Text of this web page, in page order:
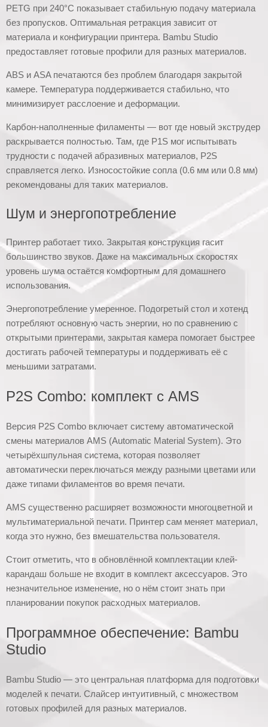
PETG при 240°C показывает стабильную подачу материала
без пропусков. Оптимальная ретракция зависит от
материала и конфигурации принтера. Bambu Studio
предоставляет готовые профили для разных материалов.
ABS и ASA печатаются без проблем благодаря закрытой
камере. Температура поддерживается стабильно, что
минимизирует расслоение и деформации.
Карбон-наполненные филаменты — вот где новый экструдер
раскрывается полностью. Там, где P1S мог испытывать
трудности с подачей абразивных материалов, P2S
справляется легко. Износостойкие сопла (0.6 мм или 0.8 мм)
рекомендованы для таких материалов.
Шум и энергопотребление
Принтер работает тихо. Закрытая конструкция гасит
большинство звуков. Даже на максимальных скоростях
уровень шума остаётся комфортным для домашнего
использования.
Энергопотребление умеренное. Подогретый стол и хотенд
потребляют основную часть энергии, но по сравнению с
открытыми принтерами, закрытая камера помогает быстрее
достигать рабочей температуры и поддерживать её с
меньшими затратами.
P2S Combo: комплект с AMS
Версия P2S Combo включает систему автоматической
смены материалов AMS (Automatic Material System). Это
четырёхшпульная система, которая позволяет
автоматически переключаться между разными цветами или
даже типами филаментов во время печати.
AMS существенно расширяет возможности многоцветной и
мультиматериальной печати. Принтер сам меняет материал,
когда это нужно, без вмешательства пользователя.
Стоит отметить, что в обновлённой комплектации клей-
карандаш больше не входит в комплект аксессуаров. Это
незначительное изменение, но о нём стоит знать при
планировании покупок расходных материалов.
Программное обеспечение: Bambu
Studio
Bambu Studio — это центральная платформа для подготовки
моделей к печати. Слайсер интуитивный, с множеством
готовых профилей для разных материалов.